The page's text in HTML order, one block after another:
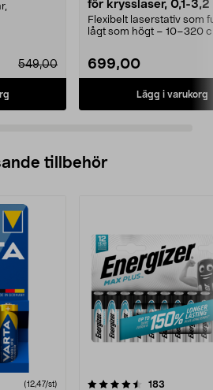
549,00
för krysslaser, 0,1-3,2
Flexibelt laserstativ som
lågt som högt – 10–320
699,00
Lägg i varukorg
tillbehör
(12,47/st) 183